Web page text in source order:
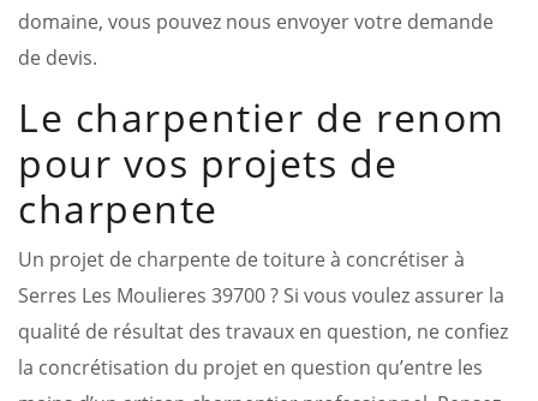
domaine, vous pouvez nous envoyer votre demande
de devis.
Le charpentier de renom
pour vos projets de
charpente
Un projet de charpente de toiture à concrétiser à
Serres Les Moulieres 39700 ? Si vous voulez assurer la
qualité de résultat des travaux en question, ne confiez
la concrétisation du projet en question qu’entre les